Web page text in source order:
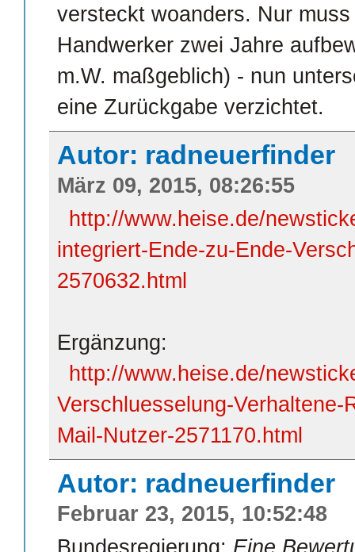
versteckt woanders. Nur
Handwerker zwei Jahre
m.W. maßgeblich) - nun
eine Zurückgabe verzichtet.
Autor: radneuerfinder
März 09, 2015, 08:26:55
http://www.heise.de/
integriert-Ende-zu-Ende-
2570632.html
Ergänzung:
http://www.heise.de/
Verschluesselung-
Mail-Nutzer-2571170.html
Autor: radneuerfinder
Februar 23, 2015, 10:52:48
Bundesregierung: Eine